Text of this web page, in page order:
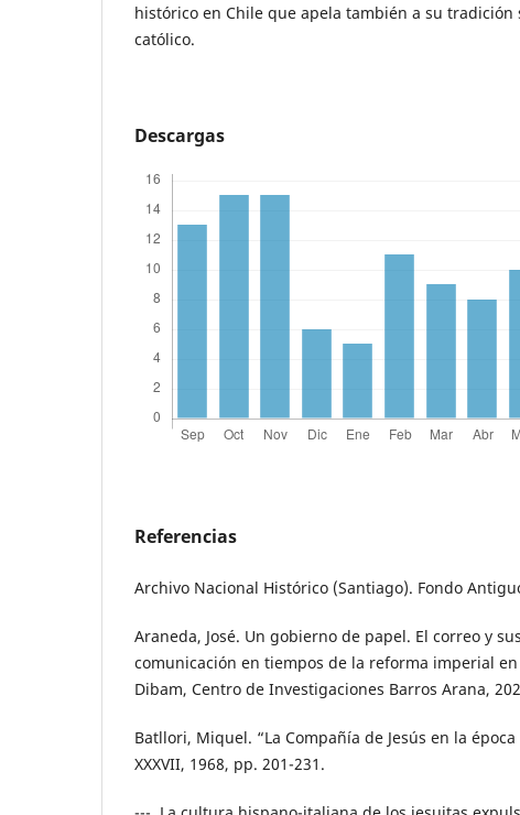
histórico en Chile que apela también a su tradición
católico.
Descargas
Referencias
Archivo Nacional Histórico (Santiago). Fondo
Araneda, José. Un gobierno de papel. El correo y
comunicación en tiempos de la reforma imperial en
Dibam, Centro de Investigaciones Barros Arana,
Batllori, Miquel. “La Compañía de Jesús en la
XXXVII, 1968, pp. 201-231.